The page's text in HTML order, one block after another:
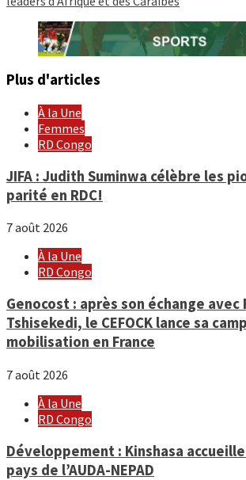
Plus d'articles
À la Une
Femmes
RD Congo
JIFA : Judith Suminwa célèbre les
parité en RDC!
7 août 2026
À la Une
RD Congo
Genocost : après son échange avec
Tshisekedi, le CEFOCK lance sa
mobilisation en France
7 août 2026
À la Une
RD Congo
Développement : Kinshasa
pays de l’AUDA-NEPAD